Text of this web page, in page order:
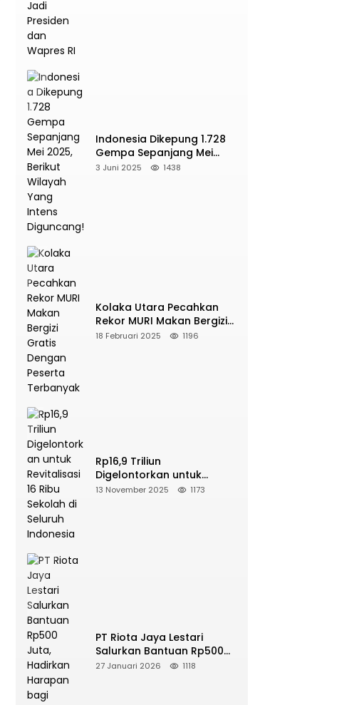
Indonesia Dikepung 1.728
Gempa Sepanjang Mei
2025, Berikut Wilayah Yang
3 Juni 2025 1438
Kolaka Utara Pecahkan
Rekor MURI Makan Bergizi
Gratis Dengan Peserta
18 Februari 2025 1196
Rp16,9 Triliun
Digelontorkan untuk
Revitalisasi 16 Ribu Sekolah
13 November 2025 1173
PT Riota Jaya Lestari
Salurkan Bantuan Rp500
Juta, Hadirkan Harapan
27 Januari 2026 1118